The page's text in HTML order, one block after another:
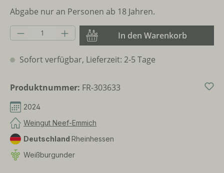
Abgabe nur an Personen ab 18 Jahren.
Produkt Anzahl: Gib den gewünschten
In den Warenkorb
Sofort verfügbar, Lieferzeit: 2-5 Tage
Produktnummer: FR-303633
2024
Weingut Neef-Emmich
Deutschland Rheinhessen
Weißburgunder